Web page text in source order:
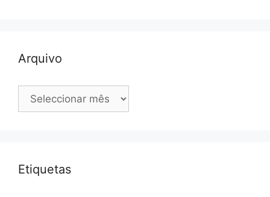
Arquivo
Arquivo
Etiquetas